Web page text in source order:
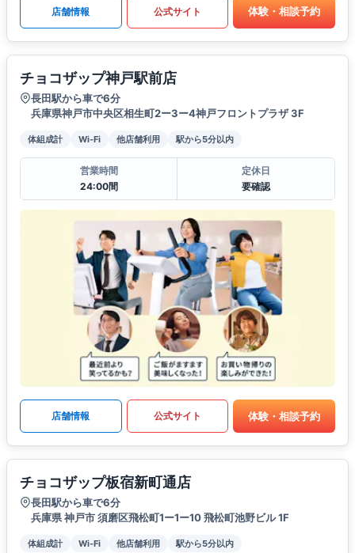
店舗情報 公式サイト 体験・相談予約
チョコザップ神戸駅前店
長田駅から車で6分
兵庫県神戸市中央区相生町2ー3ー4神戸フロントプラザ 3F
体組成計 Wi-Fi 他店舗利用 駅から5分以内
営業時間
24:00間
定休日
要確認
店舗情報 公式サイト 体験・相談予約
チョコザップ板宿新町通店
長田駅から車で6分
兵庫県 神戸市 須磨区飛松町1ー1ー10 飛松町池野ビル 1F
体組成計 Wi-Fi 他店舗利用 駅から5分以内